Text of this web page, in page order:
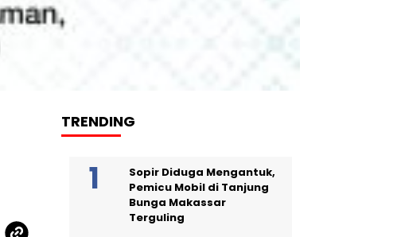
TRENDING
Sopir Diduga Mengantuk,
Pemicu Mobil di Tanjung
Bunga Makassar
Terguling